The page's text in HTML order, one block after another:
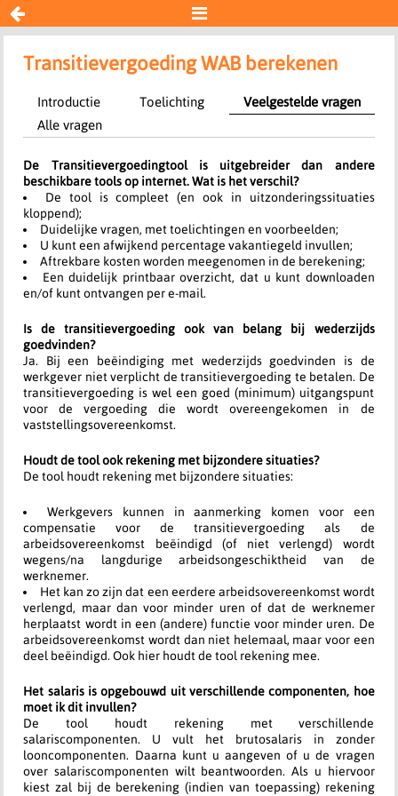
 
Transitievergoeding WAB
Resultaat
Begin opnieuw
Transitievergoeding WAB berekenen
Introductie Toelichting
Veelgestelde vragen
Alle vragen
De Transitievergoedingtool is uitgebreider dan andere
beschikbare tools op internet. Wat is het verschil?
De tool is compleet (en ook in uitzonderingssituaties
kloppend);
Duidelijke vragen, met toelichtingen en voorbeelden;
U kunt een afwijkend percentage vakantiegeld invullen;
Aftrekbare kosten worden meegenomen in de berekening;
Een duidelijk printbaar overzicht, dat u kunt downloaden
en/of kunt ontvangen per e-mail.
Is de transitievergoeding ook van belang bij wederzijds
goedvinden?
Ja. Bij een beëindiging met wederzijds goedvinden is de
werkgever niet verplicht de transitievergoeding te betalen. De
transitievergoeding is wel een goed (minimum) uitgangspunt
voor de vergoeding die wordt overeengekomen in de
vaststellingsovereenkomst.
Houdt de tool ook rekening met bijzondere situaties?
De tool houdt rekening met bijzondere situaties:
Werkgevers kunnen in aanmerking komen voor een
compensatie voor de transitievergoeding als de
arbeidsovereenkomst beëindigd (of niet verlengd) wordt
wegens/na langdurige arbeidsongeschiktheid van de
werknemer.
Het kan zo zijn dat een eerdere arbeidsovereenkomst wordt
verlengd, maar dan voor minder uren of dat de werknemer
herplaatst wordt in een (andere) functie voor minder uren. De
arbeidsovereenkomst wordt dan niet helemaal, maar voor een
deel beëindigd. Ook hier houdt de tool rekening mee.
Het salaris is opgebouwd uit verschillende componenten, hoe
moet ik dit invullen?
De tool houdt rekening met verschillende
salariscomponenten. U vult het brutosalaris in zonder
looncomponenten. Daarna kunt u aangeven of u de vragen
over salariscomponenten wilt beantwoorden. Als u hiervoor
kiest zal bij de berekening (indien van toepassing) rekening